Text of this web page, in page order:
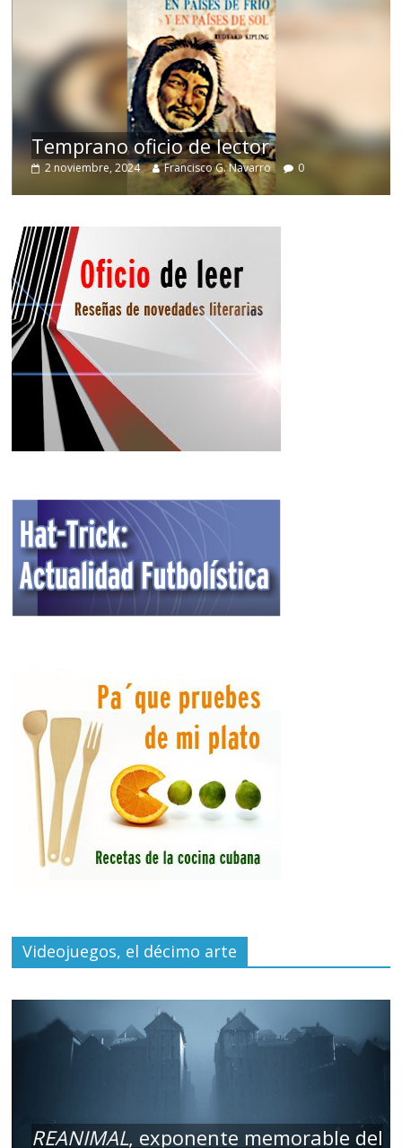
Temprano oficio de lector
2 noviembre, 2024 Francisco G. Navarro 0
Videojuegos, el décimo arte
REANIMAL, exponente memorable del